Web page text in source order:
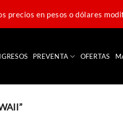
precios en pesos o dólares
PREVENTA OFERTAS